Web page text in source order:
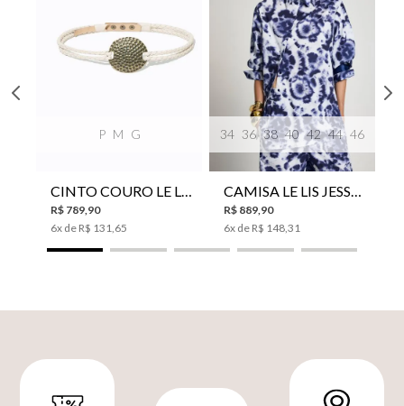
P M G
R$ 789 90
6x de R$ 131 65
34 36 38 40 42 44 46
R$ 889 90
6x de R$ 148 31